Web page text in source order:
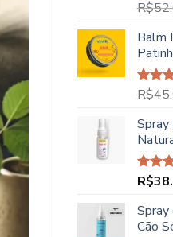
R$
Balm
R$
5
R$
Cão